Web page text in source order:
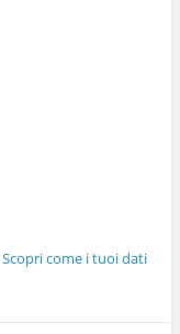
Scopri come i tuoi dati